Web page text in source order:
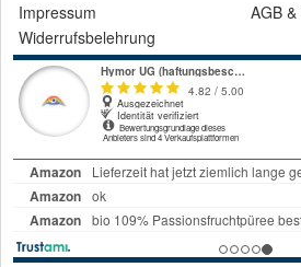
Impressum
AGB &
Widerrufsbelehrung